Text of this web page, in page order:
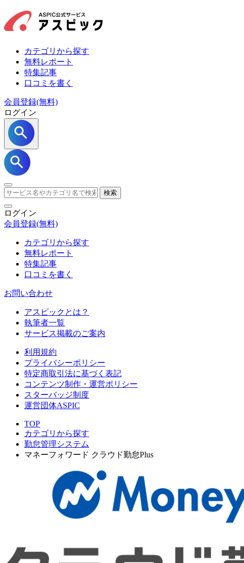
カテゴリから探す
無料レポート
特集記事
口コミを書く
会員登録(無料)
ログイン
検索
ログイン
会員登録(無料)
カテゴリから探す
無料レポート
特集記事
口コミを書く
お問い合わせ
アスピックとは？
執筆者一覧
サービス掲載のご案内
利用規約
プライバシーポリシー
特定商取引法に基づく表記
コンテンツ制作・運営ポリシー
スターバッジ制度
運営団体ASPIC
TOP
カテゴリから探す
勤怠管理システム
マネーフォワード クラウド勤怠Plus